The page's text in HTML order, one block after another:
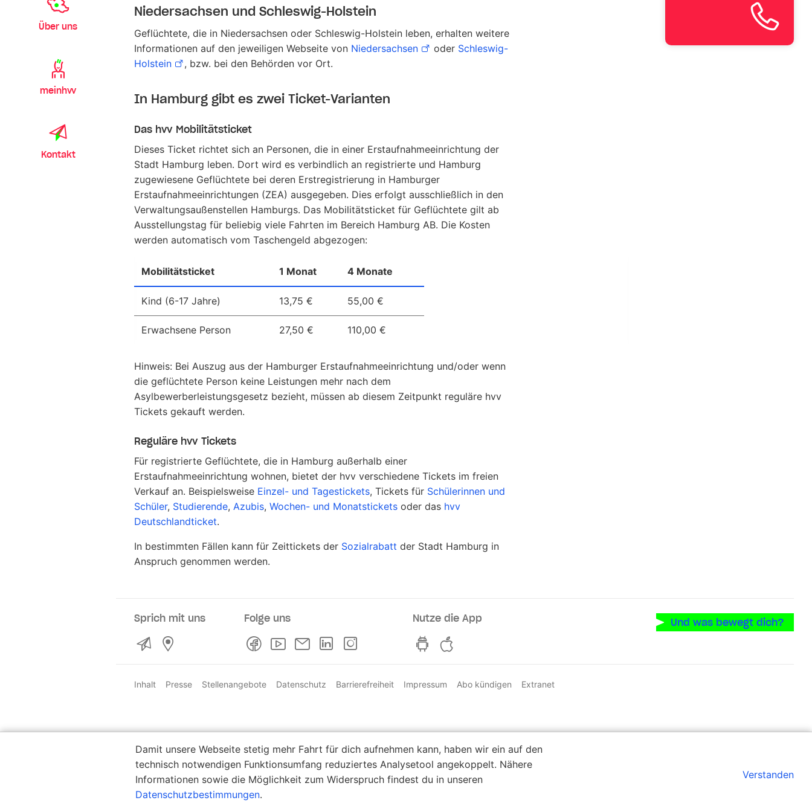
Über uns
meinhvv
Kontakt
Niedersachsen und Schleswig-Holstein
Geflüchtete, die in Niedersachsen oder Schleswig-Holstein leben, erhalten weitere
Informationen auf den jeweiligen Webseite von Niedersachsen oder Schleswig-
Holstein
, bzw. bei den Behörden vor Ort.
In Hamburg gibt es zwei Ticket-Varianten
Das hvv Mobilitätsticket
Dieses Ticket richtet sich an Personen, die in einer Erstaufnahmeeinrichtung der
Stadt Hamburg leben. Dort wird es verbindlich an registrierte und Hamburg
zugewiesene Geflüchtete bei deren Erstregistrierung in Hamburger
Erstaufnahmeeinrichtungen (ZEA) ausgegeben. Dies erfolgt ausschließlich in den
Verwaltungsaußenstellen Hamburgs. Das Mobilitätsticket für Geflüchtete gilt ab
Ausstellungstag für beliebig viele Fahrten im Bereich Hamburg AB. Die Kosten
werden automatisch vom Taschengeld abgezogen:
Mobilitätsticket 1 Monat 4 Monate
Kind (6-17 Jahre) 13,75 € 55,00 €
Erwachsene Person 27,50 € 110,00 €
Hinweis: Bei Auszug aus der Hamburger Erstaufnahmeeinrichtung und/oder wenn
die geflüchtete Person keine Leistungen mehr nach dem
Asylbewerberleistungsgesetz bezieht, müssen ab diesem Zeitpunkt reguläre hvv
Tickets gekauft werden.
Reguläre hvv Tickets
Für registrierte Geflüchtete, die in Hamburg außerhalb einer
Erstaufnahmeeinrichtung wohnen, bietet der hvv verschiedene Tickets im freien
Verkauf an. Beispielsweise Einzel- und Tagestickets, Tickets für Schülerinnen und
Schüler, Studierende, Azubis, Wochen- und Monatstickets oder das hvv
Deutschlandticket.
In bestimmten Fällen kann für Zeittickets der Sozialrabatt der Stadt Hamburg in
Anspruch genommen werden.
Sprich mit uns
KontaktService- und Verkaufsstellen
Folge uns
FacebookYoutubeNewsletterLinkedln
Nutze die App
hvv switch App auf GooglePlay
Und was bewegt dich?
Inhalt Presse Stellenangebote Datenschutz Barrierefreiheit Impressum Abo kündigen Extranet
Damit unsere Webseite stetig mehr Fahrt für dich aufnehmen kann, haben wir ein auf den
technisch notwendigen Funktionsumfang reduziertes Analysetool angekoppelt. Nähere
Informationen sowie die Möglichkeit zum Widerspruch findest du in unseren
Datenschutzbestimmungen.
Verstanden